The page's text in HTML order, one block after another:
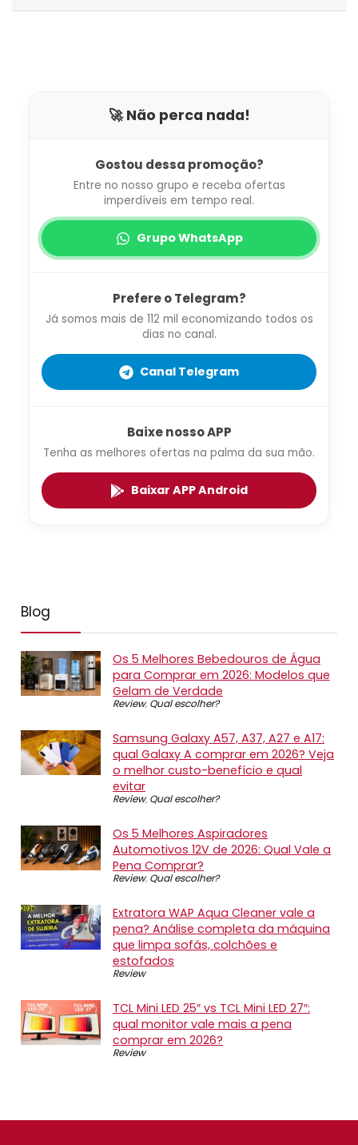
🚀 Não perca nada!
Gostou dessa promoção?
Entre no nosso grupo e receba ofertas
imperdíveis em tempo real.
Grupo WhatsApp
Prefere o Telegram?
Já somos mais de 112 mil economizando todos os
dias no canal.
Canal Telegram
Baixe nosso APP
Tenha as melhores ofertas na palma da sua mão.
Baixar APP Android
Blog
Os 5 Melhores Bebedouros de Água
para Comprar em 2026: Modelos que
Gelam de Verdade
Review, Qual escolher?
Samsung Galaxy A57, A37, A27 e A17:
qual Galaxy A comprar em 2026? Veja
o melhor custo-benefício e qual
evitar
Review, Qual escolher?
Os 5 Melhores Aspiradores
Automotivos 12V de 2026: Qual Vale a
Pena Comprar?
Review, Qual escolher?
Extratora WAP Aqua Cleaner vale a
pena? Análise completa da máquina
que limpa sofás, colchões e
estofados
Review
TCL Mini LED 25″ vs TCL Mini LED 27″:
qual monitor vale mais a pena
comprar em 2026?
Review